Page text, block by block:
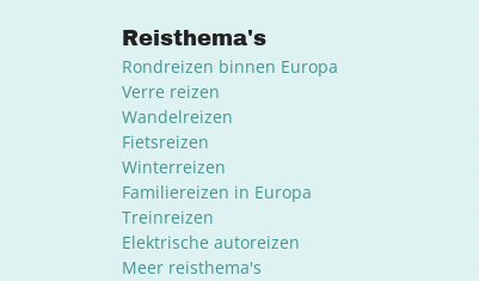
Reisthema's
Rondreizen binnen Europa
Verre reizen
Wandelreizen
Fietsreizen
Winterreizen
Familiereizen in Europa
Treinreizen
Elektrische autoreizen
Meer reisthema's